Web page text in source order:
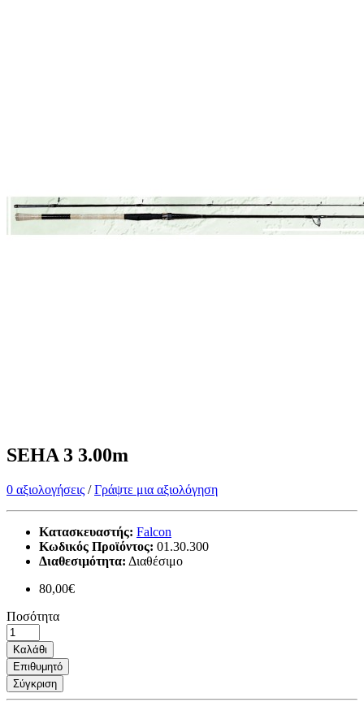
SEHA 3 3.00m
0 αξιολογήσεις /Γράψτε μια αξιολόγηση
Κατασκευαστής: Falcon
Κωδικός Προϊόντος: 01.30.300
Διαθεσιμότητα: Διαθέσιμο
80,00€
Ποσότητα
Καλάθι
Επιθυμητό
Σύγκριση